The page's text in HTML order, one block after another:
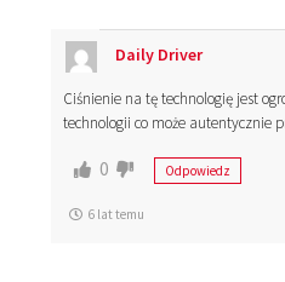
Daily Driver
Ciśnienie na tę technologię jest
technologii co może autentycznie
0 Odpowiedz
6 lat temu